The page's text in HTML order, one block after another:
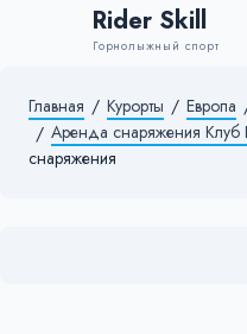
Rider Skill
Горнолыжный спорт
Главная / Курорты / Европа
/ Аренда снаряжения Клуб
снаряжения